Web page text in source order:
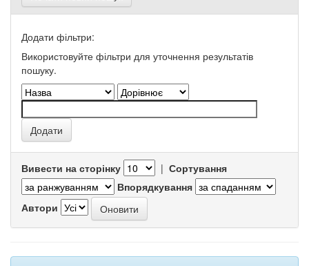
Додати фільтри:
Використовуйте фільтри для уточнення результатів
пошуку.
Вивести на сторінку | Сортування
Впорядкування
Автори